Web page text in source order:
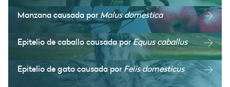
Manzana causada porMalus domestica
Epitelio de caballo causada porEquus caballus
Epitelio de gato causada porFelis domesticus